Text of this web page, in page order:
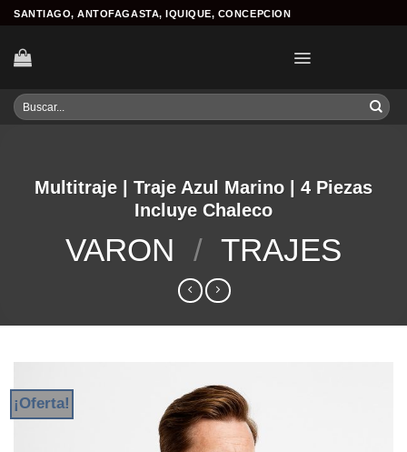
Skip
content
SANTIAGO, ANTOFAGASTA, IQUIQUE, CONCEPCION
Buscar
por:
Multitraje | Traje Azul Marino | 4 Piezas
Incluye Chaleco
VARON / TRAJES
¡Oferta!